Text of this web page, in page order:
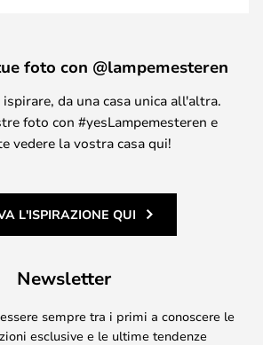
foto con @lampemesteren
da una casa unica all'altra.
foto con #yesLampemesteren e
vedere la vostra casa qui!
L'ISPIRAZIONE QUI
Newsletter
sempre tra i primi a conoscere le
esclusive e le ultime tendenze